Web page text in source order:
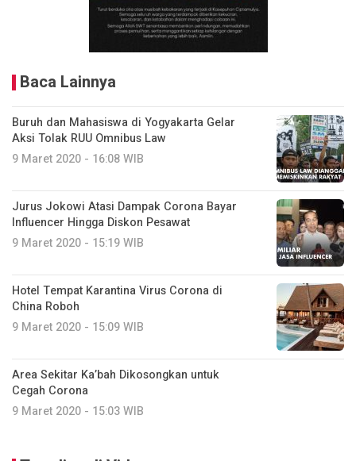
Baca Lainnya
Buruh dan Mahasiswa di Yogyakarta Gelar
Aksi Tolak RUU Omnibus Law
9 Maret 2020 - 16:08 WIB
Jurus Jokowi Atasi Dampak Corona Bayar
Influencer Hingga Diskon Pesawat
9 Maret 2020 - 15:19 WIB
Hotel Tempat Karantina Virus Corona di
China Roboh
9 Maret 2020 - 15:09 WIB
Area Sekitar Ka’bah Dikosongkan untuk
Cegah Corona
9 Maret 2020 - 15:03 WIB